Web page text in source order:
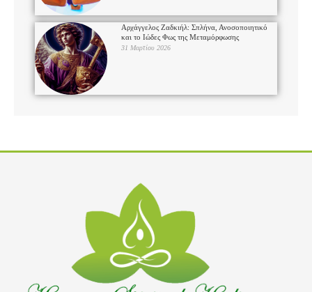
Αρχάγγελος Ζαδκιήλ: Σπλήνα, Ανοσοποιητικό
και το Ιώδες Φως της Μεταμόρφωσης
31 Μαρτίου 2026